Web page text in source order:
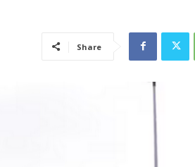
Share